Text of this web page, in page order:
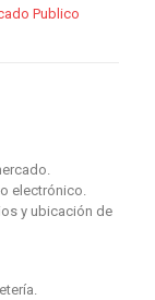
Publico
electrónico.
y ubicación de